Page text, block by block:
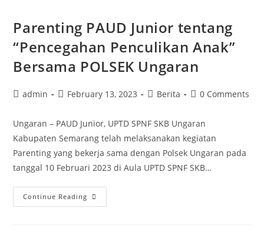
Parenting PAUD Junior tentang
“Pencegahan Penculikan Anak”
Bersama POLSEK Ungaran
Postadmin
PostFebruary 13, 2023
PostBerita
Post0 Comments
Ungaran – PAUD Junior, UPTD SPNF SKB Ungaran
Kabupaten Semarang telah melaksanakan kegiatan
Parenting yang bekerja sama dengan Polsek Ungaran pada
tanggal 10 Februari 2023 di Aula UPTD SPNF SKB…
Continue Reading
PAUD